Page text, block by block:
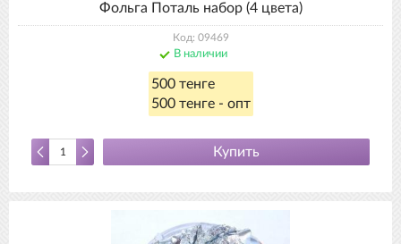
Фольга Поталь набор (4 цвета)
Код: 09469
В наличии
500 тенге
500 тенге - опт
Купить